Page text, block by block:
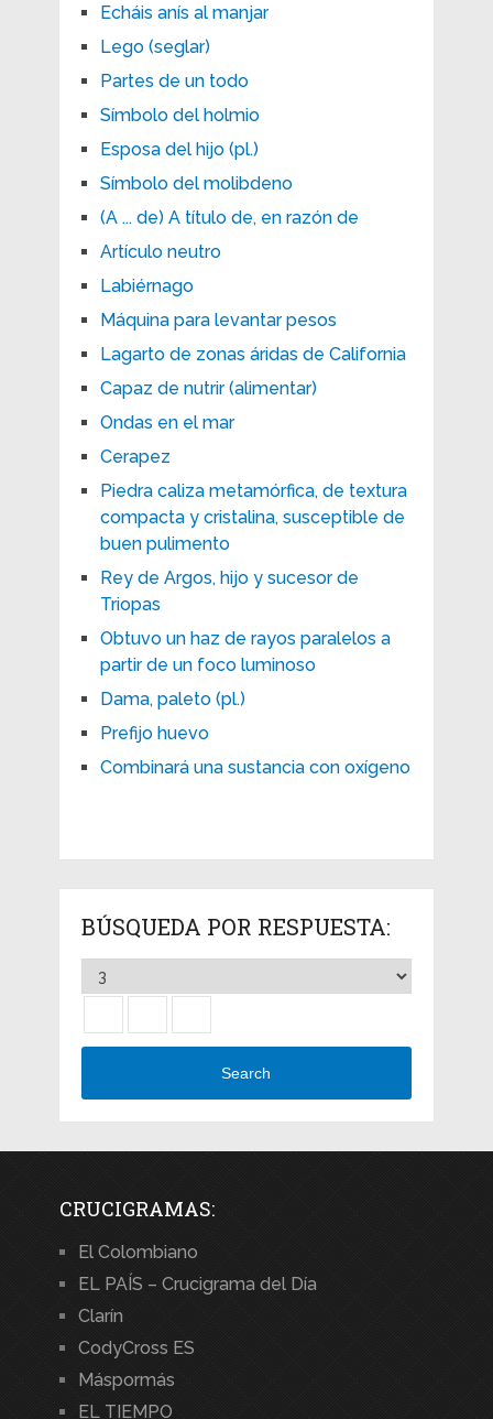
Echáis anís al manjar
Lego (seglar)
Partes de un todo
Símbolo del holmio
Esposa del hijo (pl.)
Símbolo del molibdeno
(A ... de) A título de, en razón de
Artículo neutro
Labiérnago
Máquina para levantar pesos
Lagarto de zonas áridas de California
Capaz de nutrir (alimentar)
Ondas en el mar
Cerapez
Piedra caliza metamórfica, de textura
compacta y cristalina, susceptible de
buen pulimento
Rey de Argos, hijo y sucesor de
Triopas
Obtuvo un haz de rayos paralelos a
partir de un foco luminoso
Dama, paleto (pl.)
Prefijo huevo
Combinará una sustancia con oxígeno
BÚSQUEDA POR RESPUESTA:
Search
CRUCIGRAMAS:
El Colombiano
EL PAÍS – Crucigrama del Día
Clarín
CodyCross ES
Máspormás
EL TIEMPO